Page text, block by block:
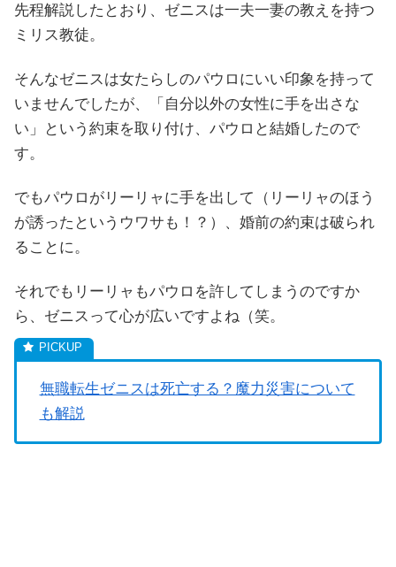
先程解説したとおり、ゼニスは一夫一妻の教えを持つ
ミリス教徒。
そんなゼニスは女たらしのパウロにいい印象を持って
いませんでしたが、「自分以外の女性に手を出さな
い」という約束を取り付け、パウロと結婚したので
す。
でもパウロがリーリャに手を出して（リーリャのほう
が誘ったというウワサも！？）、婚前の約束は破られ
ることに。
それでもリーリャもパウロを許してしまうのですか
ら、ゼニスって心が広いですよね（笑。
無職転生ゼニスは死亡する？魔力災害について
も解説